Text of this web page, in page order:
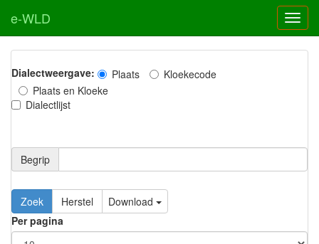
e-WLD
Dialectweergave: Plaats
Kloekecode
Plaats en Kloeke
Dialectlijst
Begrip
Zoek Herstel
Download
Per pagina